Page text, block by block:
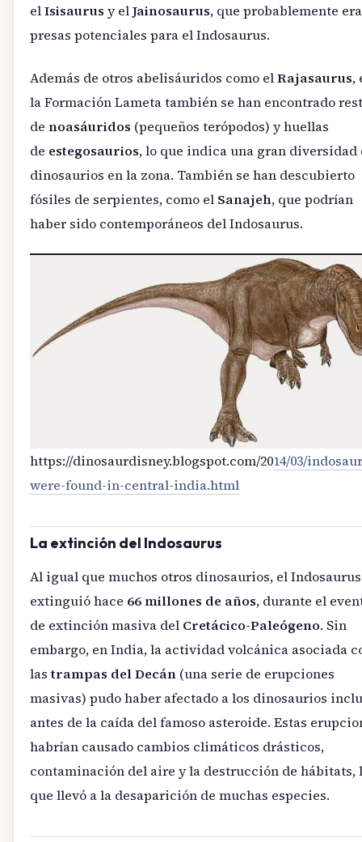
elIsisaurus y elJainosaurus, que probablemente
presas potenciales para el Indosaurus.
Además de otros abelisáuridos como elRajasaurus,
la Formación Lameta también se han encontrado
de noasáuridos (pequeños terópodos) y huellas
de estegosaurios, lo que indica una gran diversidad
dinosaurios en la zona. También se han descubierto
fósiles de serpientes, como el Sanajeh, que podrían
haber sido contemporáneos del Indosaurus.
https://dinosaurdisney.blogspot.com/2014/03/
were-found-in-central-india.html
La extinción del Indosaurus
Al igual que muchos otros dinosaurios, el
extinguió hace 66 millones de años, durante el
de extinción masiva del Cretácico-Paleógeno. Sin
embargo, en India, la actividad volcánica asociada
lastrampas del Decán (una serie de erupciones
masivas) pudo haber afectado a los dinosaurios
antes de la caída del famoso asteroide. Estas
habrían causado cambios climáticos drásticos,
contaminación del aire y la destrucción de hábitats,
que llevó a la desaparición de muchas especies.